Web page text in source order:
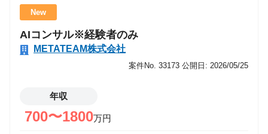
営業戦略・KPI設計 チームマネジメント 事業計画立案
新規事業・新規サービス企画 経営層とのディスカッシ
ョン・意思決定参加 この仕事の魅力 事業立ち上げに
携われる 数字だけでなく「事業全体」を見られる視座
が身につく 早期から裁量を持って意思決定に関われる
のキャリアが「営業」だけに閉じない
New
AIコンサル※経験者のみ
METATEAM株式会社
案件No. 33173 公開日: 2026/05/25
年収
700〜1800万円